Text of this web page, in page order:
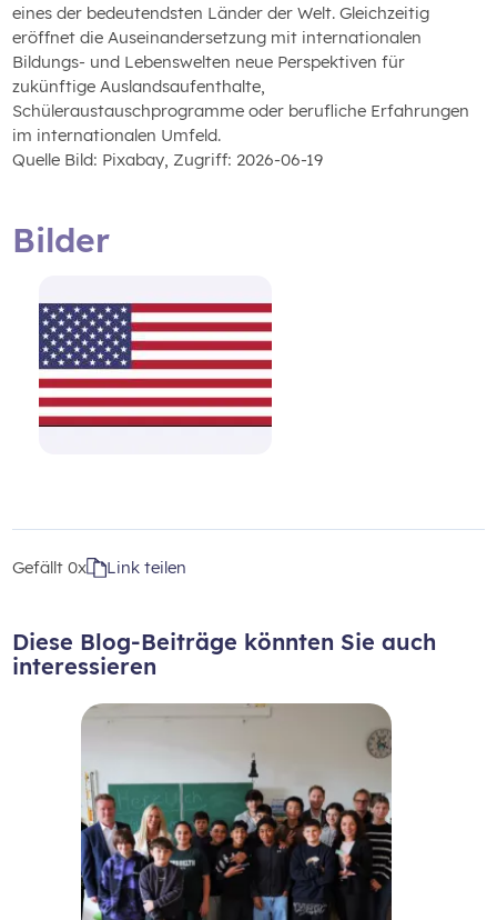
eines der bedeutendsten Länder der Welt. Gleichzeitig
eröffnet die Auseinandersetzung mit internationalen
Bildungs- und Lebenswelten neue Perspektiven für
zukünftige Auslandsaufenthalte,
Schüleraustauschprogramme oder berufliche Erfahrungen
im internationalen Umfeld.
Quelle Bild: Pixabay, Zugriff: 2026-06-19
Bilder
Gefällt0x Link teilen
Diese Blog-Beiträge könnten Sie auch
interessieren